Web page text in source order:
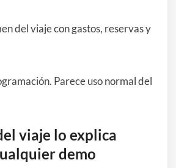
del viaje con gastos, reservas y
Parece uso normal del
viaje lo explica
demo